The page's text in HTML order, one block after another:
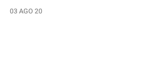
03 AGO 20